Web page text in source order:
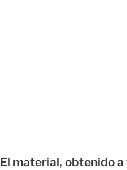
El material, obtenido